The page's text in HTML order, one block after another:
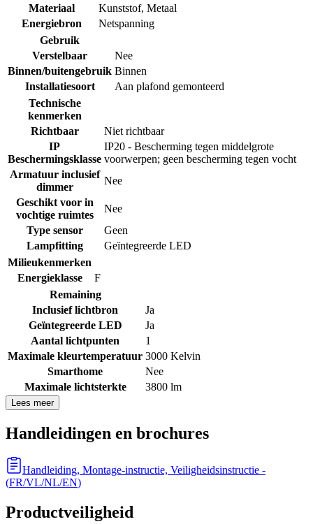
Materiaal
Kunststof, Metaal
Energiebron
Netspanning
Gebruik
Verstelbaar
Nee
Binnen/buitengebruik Binnen
Installatiesoort
Aan plafond gemonteerd
Technische
kenmerken
Richtbaar
Niet richtbaar
IP
Beschermingsklasse
IP20 - Bescherming tegen middelgrote
voorwerpen; geen bescherming tegen vocht
Armatuur inclusief
dimmer
Nee
Geschikt voor in
vochtige ruimtes
Nee
Type sensor
Geen
Lampfitting
Geïntegreerde LED
Milieukenmerken
Energieklasse
F
Remaining
Inclusief lichtbron
Ja
Geïntegreerde LED
Ja
Aantal lichtpunten
1
Maximale kleurtemperatuur 3000 Kelvin
Smarthome
Nee
Maximale lichtsterkte
3800 lm
Lees meer
Handleidingen en brochures
Handleiding, Montage-instructie, Veiligheidsinstructie -
(FR/VL/NL/EN)
Productveiligheid